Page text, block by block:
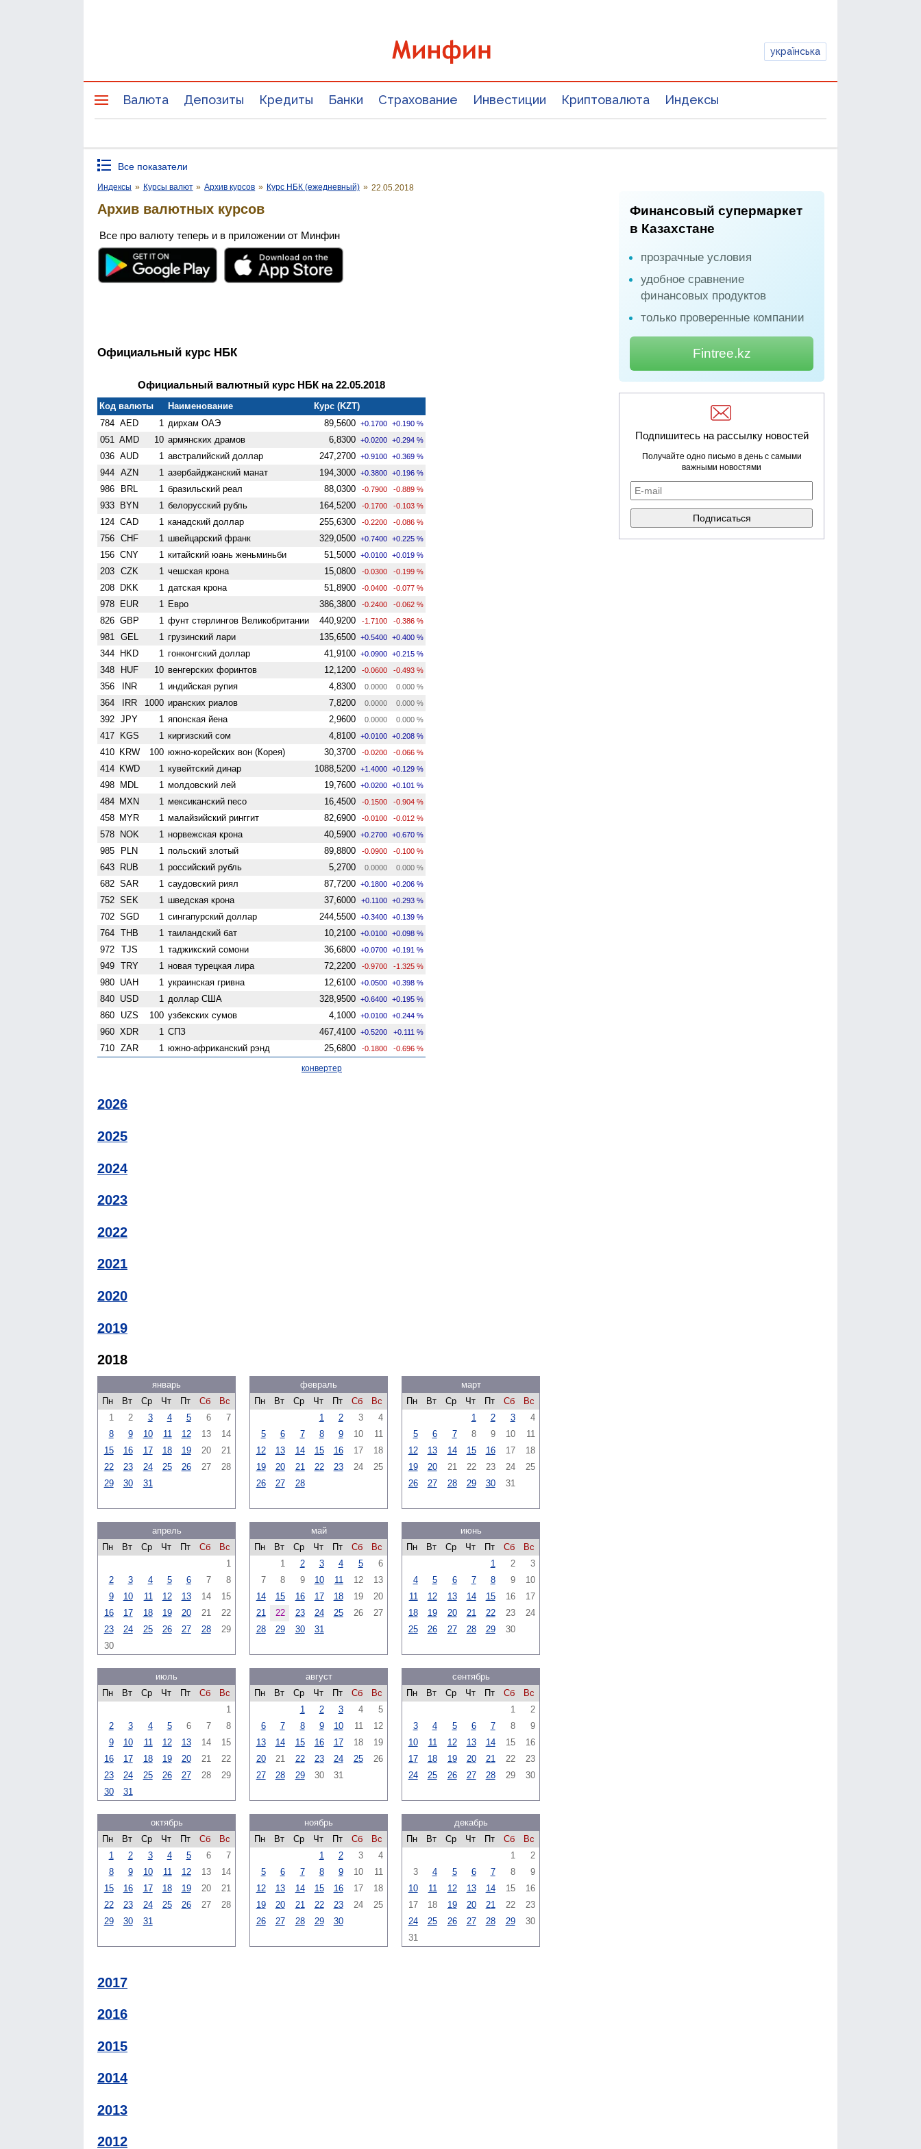
українська
Валюта Депозиты Кредиты Банки Страхование Инвестиции Криптовалюта Индексы
Все показатели
Индексы » Курсы валют » Архив курсов » Курс НБК (ежедневный) » 22.05.2018
Архив валютных курсов
Все про валюту теперь и в приложении от Минфин
Официальный курс НБК
Официальный валютный курс НБК на 22.05.2018
Код валюты Наименование
Курс (KZT)
784 AED 1 дирхам ОАЭ 89,5600 +0.1700 +0.190 %
051 AMD 10 армянских драмов 6,8300 +0.0200 +0.294 %
036 AUD 1 австралийский доллар 247,2700 +0.9100 +0.369 %
944 AZN 1 азербайджанский манат 194,3000 +0.3800 +0.196 %
986 BRL 1 бразильский реал 88,0300 -0.7900 -0.889 %
933 BYN 1 белорусский рубль 164,5200 -0.1700 -0.103 %
124 CAD 1 канадский доллар 255,6300 -0.2200 -0.086 %
756 CHF 1 швейцарский франк 329,0500 +0.7400 +0.225 %
156 CNY 1 китайский юань женьминьби 51,5000 +0.0100 +0.019 %
203 CZK 1 чешская крона 15,0800 -0.0300 -0.199 %
208 DKK 1 датская крона 51,8900 -0.0400 -0.077 %
978 EUR 1 Евро 386,3800 -0.2400 -0.062 %
826 GBP 1 фунт стерлингов Велико­британии 440,9200 -1.7100 -0.386 %
981 GEL 1 грузинский лари 135,6500 +0.5400 +0.400 %
344 HKD 1 гонконгский доллар 41,9100 +0.0900 +0.215 %
348 HUF 10 венгерских форинтов 12,1200 -0.0600 -0.493 %
356 INR 1 индийская рупия 4,8300 0.0000 0.000 %
364 IRR 1000 иранских риалов 7,8200 0.0000 0.000 %
392 JPY 1 японская йена 2,9600 0.0000 0.000 %
417 KGS 1 киргизский сом 4,8100 +0.0100 +0.208 %
410 KRW 100 южно-корейских вон (Корея) 30,3700 -0.0200 -0.066 %
414 KWD 1 кувейтский динар 1088,5200 +1.4000 +0.129 %
498 MDL 1 молдовский лей 19,7600 +0.0200 +0.101 %
484 MXN 1 мексиканский песо 16,4500 -0.1500 -0.904 %
458 MYR 1 малайзийский ринггит 82,6900 -0.0100 -0.012 %
578 NOK 1 норвежская крона 40,5900 +0.2700 +0.670 %
985 PLN 1 польский злотый 89,8800 -0.0900 -0.100 %
643 RUB 1 российский рубль 5,2700 0.0000 0.000 %
682 SAR 1 саудовский риял 87,7200 +0.1800 +0.206 %
752 SEK 1 шведская крона 37,6000 +0.1100 +0.293 %
702 SGD 1 сингапурский доллар 244,5500 +0.3400 +0.139 %
764 THB 1 таиландский бат 10,2100 +0.0100 +0.098 %
972 TJS 1 таджикский сомони 36,6800 +0.0700 +0.191 %
949 TRY 1 новая турецкая лира 72,2200 -0.9700 -1.325 %
980 UAH 1 украинская гривна 12,6100 +0.0500 +0.398 %
840 USD 1 доллар США 328,9500 +0.6400 +0.195 %
860 UZS 100 узбекских сумов 4,1000 +0.0100 +0.244 %
960 XDR 1 СПЗ 467,4100 +0.5200 +0.111 %
710 ZAR 1 южно-африканский рэнд 25,6800 -0.1800 -0.696 %
конвертер
2026
2025
2024
2023
2022
2021
2020
2019
2018
январь
Пн
Вт Ср Чт Пт Сб
Вс
1
2 3 4 5 6
7
8
9 10 11 12 13
14
15
16 17 18 19 20
21
22
23 24 25 26 27
28
29
30 31
февраль
Пн
Вт Ср Чт Пт Сб
Вс
1
2 3
4
5
6 7 8 9 10
11
12
13 14 15 16 17
18
19
20 21 22 23 24
25
26
27 28
март
Пн
Вт Ср Чт Пт Сб
Вс
1
2 3
4
5
6 7 8 9 10
11
12
13 14 15 16 17
18
19
20 21 22 23 24
25
26
27 28 29 30 31
апрель
Пн
Вт Ср Чт Пт Сб
Вс
1
2
3 4 5 6 7
8
9
10 11 12 13 14
15
16
17 18 19 20 21
22
23
24 25 26 27 28
29
30
май
Пн
Вт Ср Чт Пт Сб
Вс
1
2 3 4 5
6
7
8 9 10 11 12
13
14
15 16 17 18 19
20
21
22 23 24 25 26
27
28
29 30 31
июнь
Пн
Вт Ср Чт Пт Сб
Вс
1
2
3
4
5 6 7 8 9
10
11
12 13 14 15 16
17
18
19 20 21 22 23
24
25
26 27 28 29 30
июль
Пн
Вт Ср Чт Пт Сб
Вс
1
2
3 4 5 6 7
8
9
10 11 12 13 14
15
16
17 18 19 20 21
22
23
24 25 26 27 28
29
30
31
август
Пн
Вт Ср Чт Пт Сб
Вс
1
2 3 4
5
6
7 8 9 10 11
12
13
14 15 16 17 18
19
20
21 22 23 24 25
26
27
28 29 30 31
сентябрь
Пн
Вт Ср Чт Пт Сб
Вс
1
2
3
4 5 6 7 8
9
10
11 12 13 14 15
16
17
18 19 20 21 22
23
24
25 26 27 28 29 30
октябрь
Пн
Вт Ср Чт Пт Сб
Вс
1
2 3 4 5 6
7
8
9 10 11 12 13
14
15
16 17 18 19 20
21
22
23 24 25 26 27
28
29
30 31
ноябрь
Пн
Вт Ср Чт Пт Сб
Вс
1
2 3
4
5
6 7 8 9 10
11
12
13 14 15 16 17
18
19
20 21 22 23 24
25
26
27 28 29 30
декабрь
Пн
Вт Ср Чт Пт Сб
Вс
1
2
3
4 5 6 7 8
9
10
11 12 13 14 15
16
17
18 19 20 21 22
23
24
25 26 27 28 29
30
31
2017
2016
2015
2014
2013
2012
Финансовый супермаркет
в Казахстане
прозрачные условия
удобное сравнение
финансовых продуктов
только проверенные компании
Fintree.kz
Подпишитесь на рассылку новостей
Получайте одно письмо в день с самыми
важными новостями